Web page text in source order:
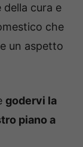
cura e
che
un aspetto
godervi la
piano a